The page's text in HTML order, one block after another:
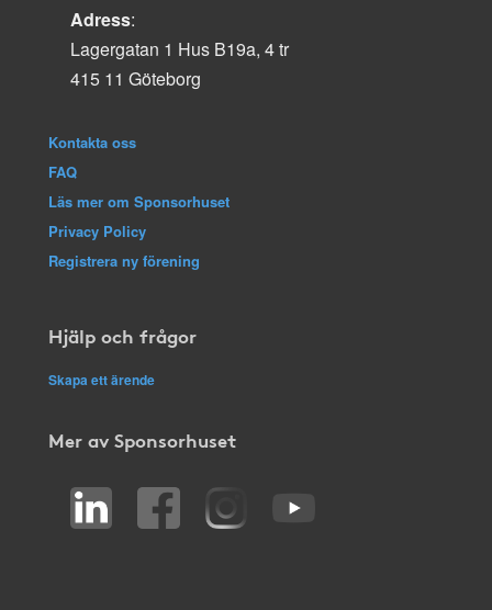
Adress:
Lagergatan 1 Hus B19a, 4 tr
415 11 Göteborg
Kontakta oss
FAQ
Läs mer om Sponsorhuset
Privacy Policy
Registrera ny förening
Hjälp och frågor
Skapa ett ärende
Mer av Sponsorhuset